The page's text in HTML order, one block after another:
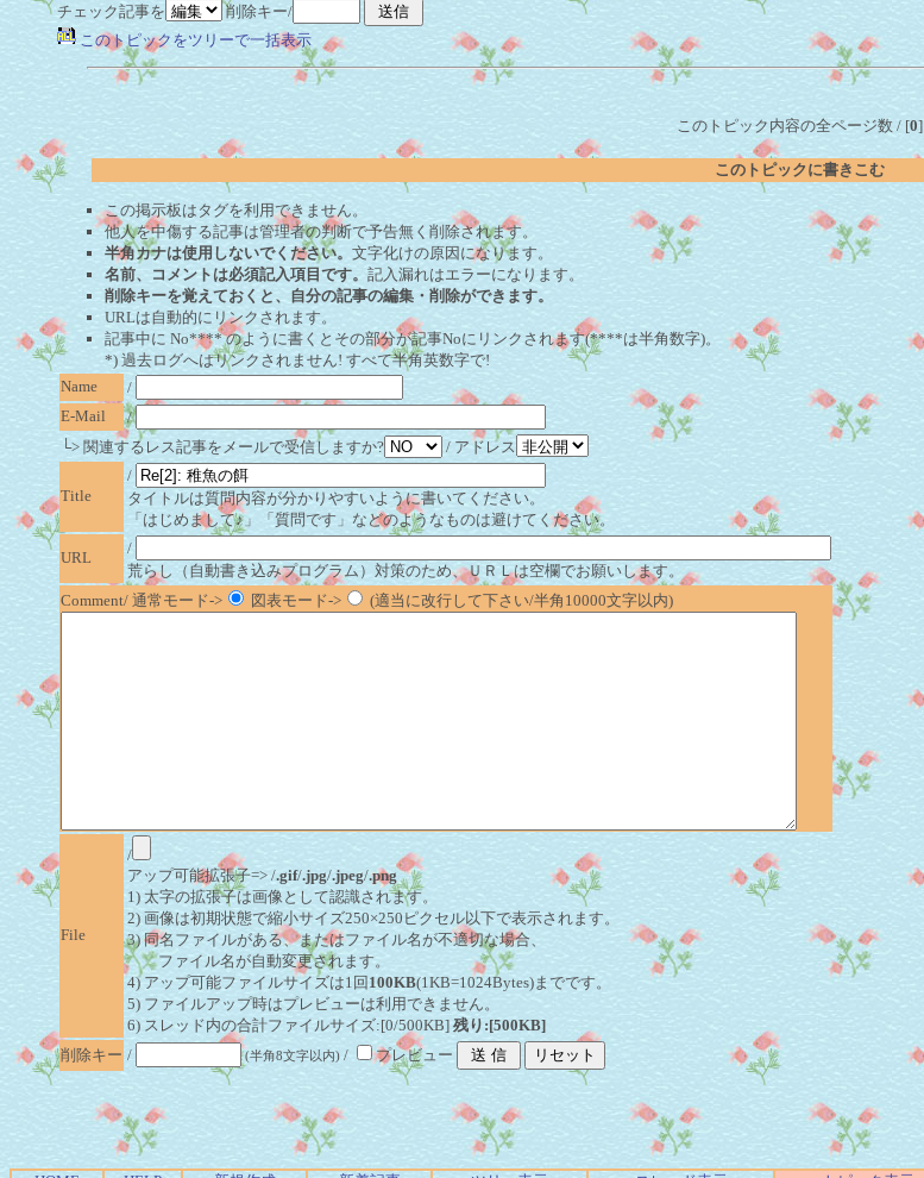
チェック記事を
削除キー/
このトピックをツリーで一括表示
このトピック内容の全ページ数 / [0]
このトピックに書きこむ
この掲示板はタグを利用できません。
他人を中傷する記事は管理者の判断で予告無く削除されます。
半角カナは使用しないでください。 文字化けの原因になります。
名前、コメントは必須記入項目です。 記入漏れはエラーになります。
削除キーを覚えておくと、自分の記事の編集・削除ができます。
URLは自動的にリンクされます。
記事中に No**** のように書くとその部分が記事Noにリンクされます(****は半角数字)。
*) 過去ログへはリンクされません! すべて半角英数字で!
Name
/
E-Mail
/
└> 関連するレス記事をメールで受信しますか?
/ アドレス
Title
/
タイトルは質問内容が分かりやすいように書いてください。
「はじめまして♪」「質問です」などのようなものは避けてください。
URL
/
荒らし（自動書き込みプログラム）対策のため、ＵＲＬは空欄でお願いします。
Comment/ 通常モード->
図表モード-> (適当に改行して下さい/半角10000文字以内)
File
/
アップ可能拡張子=> /.gif/.jpg/.jpeg/.png
1) 太字の拡張子は画像として認識されます。
2) 画像は初期状態で縮小サイズ250×250ピクセル以下で表示されます。
3) 同名ファイルがある、またはファイル名が不適切な場合、
ファイル名が自動変更されます。
4) アップ可能ファイルサイズは1回 100KB(1KB=1024Bytes)までです。
5) ファイルアップ時はプレビューは利用できません。
6) スレッド内の合計ファイルサイズ:[0/500KB]残り:[500KB]
削除キー / (半角8文字以内) / プレビュー